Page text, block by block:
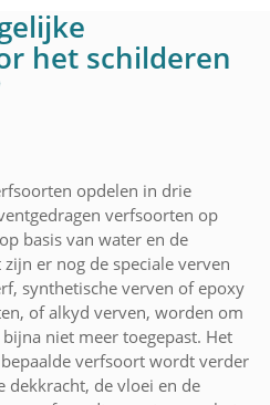
het schilderen
opdelen in drie
verfsoorten op
basis van water en de
er nog de speciale verven
synthetische verven of epoxy
of alkyd verven, worden om
niet meer toegepast. Het
verfsoort wordt verder
dekkracht, de vloei en de